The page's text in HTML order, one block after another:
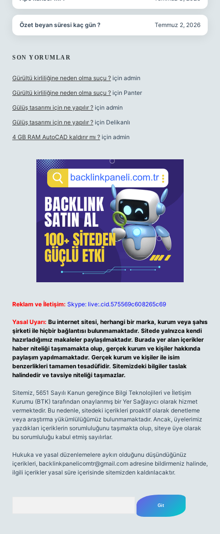
Özet beyan süresi kaç gün ? Temmuz 2, 2026
SON YORUMLAR
Gürültü kirliliğine neden olma suçu ? için admin
Gürültü kirliliğine neden olma suçu ? için Panter
Gülüş tasarımı için ne yapılır ? için admin
Gülüş tasarımı için ne yapılır ? için Delikanlı
4 GB RAM AutoCAD kaldırır mı ? için admin
Reklam ve İletişim: Skype: live:.cid.575569c608265c69
Yasal Uyarı: Bu internet sitesi, herhangi bir marka, kurum veya şahıs
şirketi ile hiçbir bağlantısı bulunmamaktadır. Sitede yalnızca kendi
hazırladığımız makaleler paylaşılmaktadır. Burada yer alan içerikler
haber niteliği taşımamakta olup, gerçek kurum ve kişiler hakkında
paylaşım yapılmamaktadır. Gerçek kurum ve kişiler ile isim
benzerlikleri tamamen tesadüfidir. Sitemizdeki bilgiler taslak
halindedir ve tavsiye niteliği taşımazlar.
Sitemiz, 5651 Sayılı Kanun gereğince Bilgi Teknolojileri ve İletişim
Kurumu (BTK) tarafından onaylanmış bir Yer Sağlayıcı olarak hizmet
vermektedir. Bu nedenle, sitedeki içerikleri proaktif olarak denetleme
veya araştırma yükümlülüğümüz bulunmamaktadır. Ancak, üyelerimiz
yazdıkları içeriklerin sorumluluğunu taşımakta olup, siteye üye olarak
bu sorumluluğu kabul etmiş sayılırlar.
Hukuka ve yasal düzenlemelere aykırı olduğunu düşündüğünüz
içerikleri, backlinkpanelicomtr@gmail.com adresine bildirmeniz halinde,
ilgili içerikler yasal süre içerisinde sitemizden kaldırılacaktır.